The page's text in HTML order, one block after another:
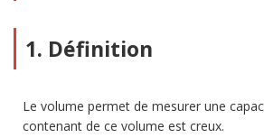
1. Définition
Le volume permet de mesurer une
contenant de ce volume est creux.